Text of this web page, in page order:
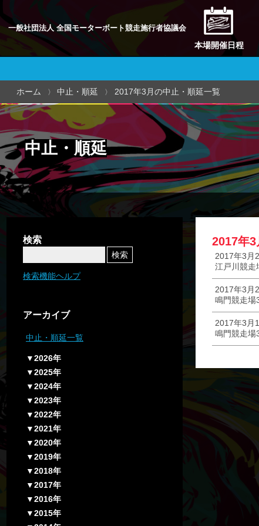
一般社団法人 全国モーターボート競走施行者協議会
本場開催日程
中止・順延
ホーム 中止・順延 2017年3月の中止・順延一覧
検索
検索機能ヘルプ
アーカイブ
中止・順延一覧
▼2026年
▼2025年
▼2024年
▼2023年
▼2022年
▼2021年
▼2020年
▼2019年
▼2018年
▼2017年
▼2016年
▼2015年
2017年
2017年3月
江戸川競走
2017年3月
鳴門競走場
2017年3月
鳴門競走場